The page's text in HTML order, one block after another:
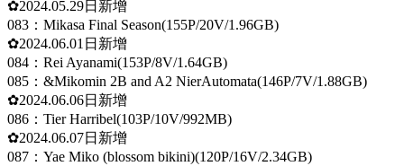
✿2024.05.29日新增
083：Mikasa Final Season(155P/20V/1.96GB)
✿2024.06.01日新增
084：Rei Ayanami(153P/8V/1.64GB)
085：&Mikomin 2B and A2 NierAutomata(146P/7V/1.88GB)
✿2024.06.06日新增
086：Tier Harribel(103P/10V/992MB)
✿2024.06.07日新增
087：Yae Miko (blossom bikini)(120P/16V/2.34GB)